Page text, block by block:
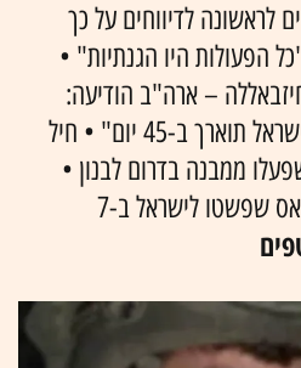
לראשונה לדיווחים על כך
הפעולות היו הגנתיות" •
– ארה"ב הודיעה:
"הפסקת האש בין לבנון לישראל תוארך ב-45 יום" • חיל
ממבנה בדרום לבנון •
צה"ל חיסל שני מחבלי חמאס שפשטו לישראל ב-7